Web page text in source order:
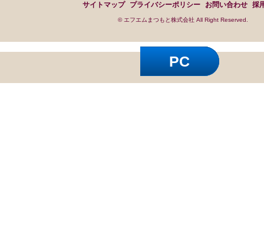
サイトマップ
プライバシーポリシー お問い合わせ 採
© エフエムまつもと株式会社 All Right Reserved.
PC